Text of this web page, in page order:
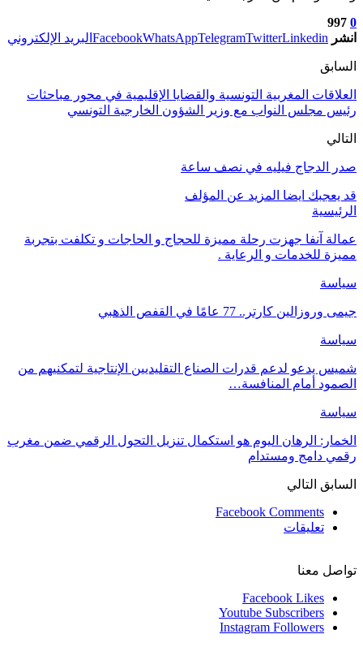
0
997
انشر
FacebookWhatsAppTelegramTwitterLinkedin البريد الإلكتروني
السابق
العلاقات المغربية التونسية والقضايا الإقليمية في محور مباحثات
رئيس مجلس النواب مع وزير الشؤون الخارجية التونسي
التالي
صدر الدجاج فيليه في نصف ساعة
قد يعجبك ايضا المزيد عن المؤلف
الرئيسية
عمالة آنفا جهزت رحلة مميزة للحجاج و الحاجات و تكلفت بتجربة
مميزة للخدمات و الرعاية .
سياسة
جيمى وروزالين كارتر.. 77 عامًا في القفص الذهبي
سياسة
شميس يدعو لدعم قدرات الصناع التقليديين الإنتاجية لتمكنيهم من
الصمود أمام المنافسة…
سياسة
الخمار: الرهان اليوم هو استكمال تنزيل التحول الرقمي ضمن مغرب
رقمي دامج ومستدام
السابق التالي
Facebook Comments
تعليقات
تواصل معنا
Facebook Likes
Youtube Subscribers
Instagram Followers